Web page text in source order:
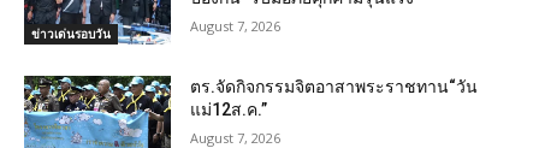
ข่าวเด่นรอบวัน August 7, 2026
ตร.จัดกิจกรรมจิตอาสาพระราชทาน“วัน
แม่12ส.ค.”
August 7, 2026